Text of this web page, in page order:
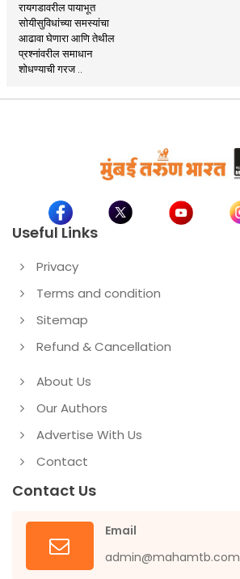
रायगडावरील पायाभूत
सोयीसुविधांच्या समस्यांचा
आढावा घेणारा आणि तेथील
प्रश्नांवरील समाधान
शोधण्याची गरज ..
Useful Links
Privacy
Terms and condition
Sitemap
Refund & Cancellation
About Us
Our Authors
Advertise With Us
Contact
Contact Us
Email
admin@mahamtb.com